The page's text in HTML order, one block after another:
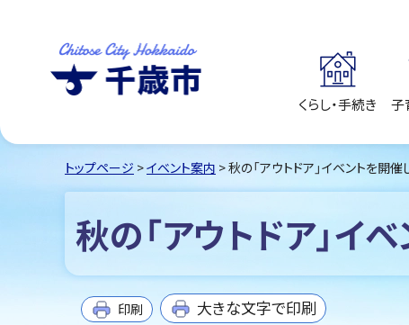
くらし・手続き 子
トップページ >イベント案内 > 秋の「アウトドア」イベントを開催
秋の「アウトドア」イ
印刷 大きな文字で印刷